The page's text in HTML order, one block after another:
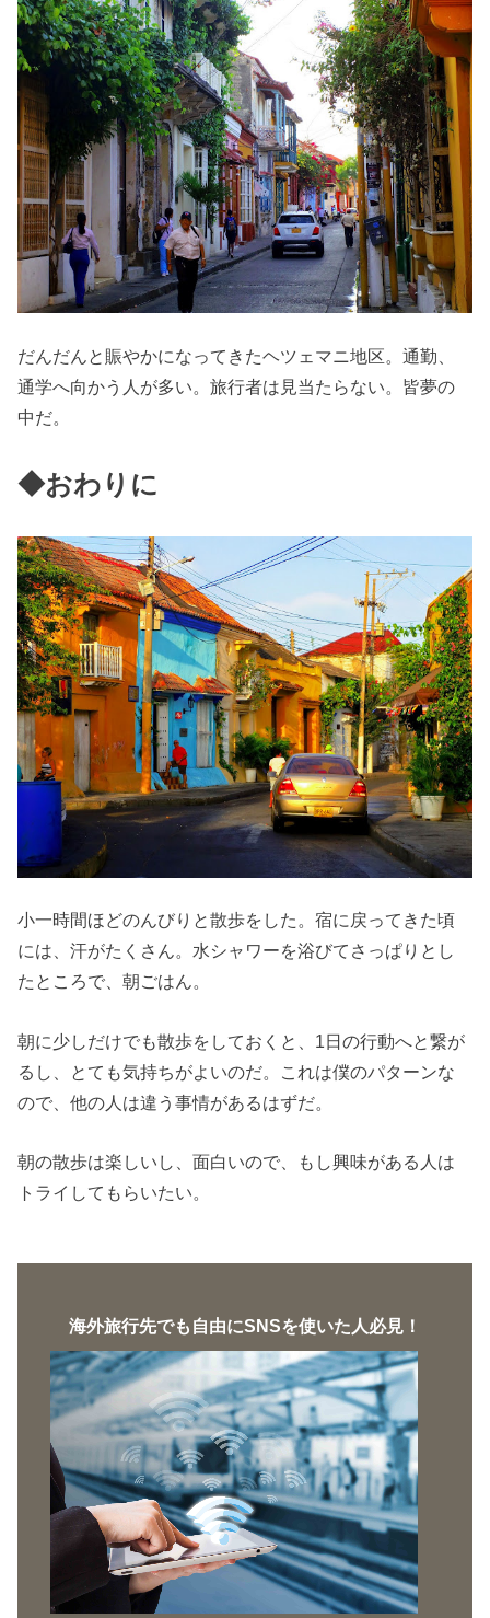
だんだんと賑やかになってきたヘツェマニ地区。通勤、
通学へ向かう人が多い。旅行者は見当たらない。皆夢の
中だ。
◆おわりに
小一時間ほどのんびりと散歩をした。宿に戻ってきた頃
には、汗がたくさん。水シャワーを浴びてさっぱりとし
たところで、朝ごはん。
朝に少しだけでも散歩をしておくと、1日の行動へと繋が
るし、とても気持ちがよいのだ。これは僕のパターンな
ので、他の人は違う事情があるはずだ。
朝の散歩は楽しいし、面白いので、もし興味がある人は
トライしてもらいたい。
海外旅行先でも自由にSNSを使いた人必見！